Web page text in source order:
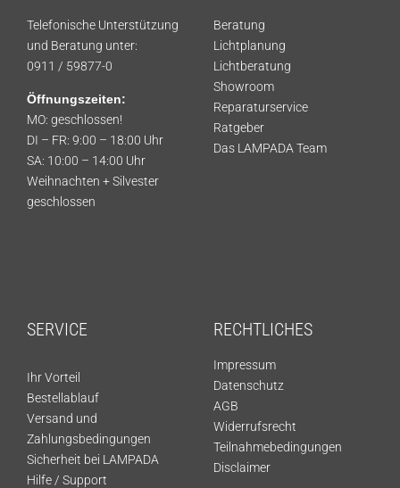
Telefonische Unterstützung
und Beratung unter:
0911 / 59877-0
Öffnungszeiten:
MO: geschlossen!
DI – FR: 9:00 – 18:00 Uhr
SA: 10:00 – 14:00 Uhr
Weihnachten + Silvester
geschlossen
Beratung
Lichtplanung
Lichtberatung
Showroom
Reparaturservice
Ratgeber
Das LAMPADA Team
SERVICE
Ihr Vorteil
Bestellablauf
Versand und
Zahlungsbedingungen
Sicherheit bei LAMPADA
Hilfe / Support
RECHTLICHES
Impressum
Datenschutz
AGB
Widerrufsrecht
Teilnahmebedingungen
Disclaimer